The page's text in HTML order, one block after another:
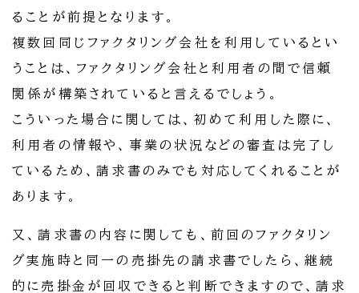
ることが前提となります。
複数回同じファクタリング会社を利用しているとい
うことは、ファクタリング会社と利用者の間で信頼
関係が構築されていると言えるでしょう。
こういった場合に関しては、初めて利用した際に、
利用者の情報や、事業の状況などの審査は完了し
ているため、請求書のみでも対応してくれることが
あります。
又、請求書の内容に関しても、前回のファクタリン
グ実施時と同一の売掛先の請求書でしたら、継続
的に売掛金が回収できると判断できますので、請求